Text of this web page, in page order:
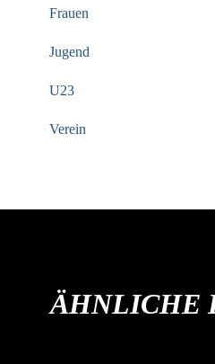
Frauen
Jugend
U23
Verein
ÄHNLICHE